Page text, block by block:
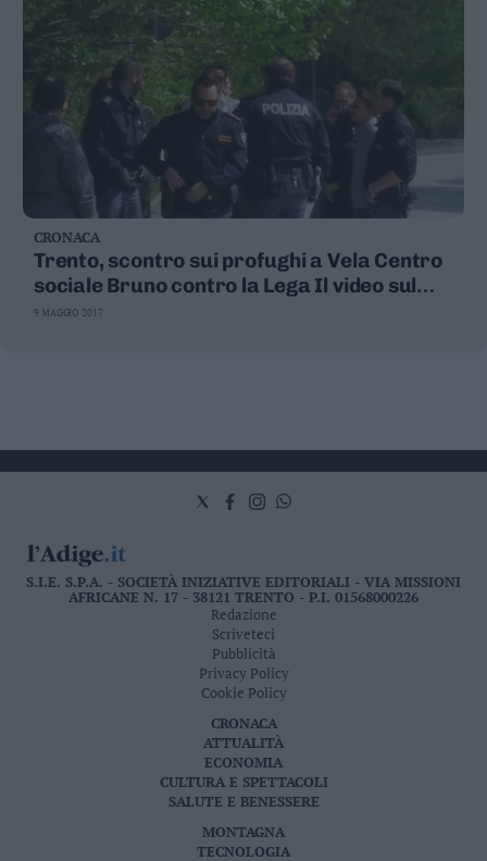
CRONACA
Trento, scontro sui profughi a Vela Centro
sociale Bruno contro la Lega Il video sul
naufragio del 2011
9 MAGGIO 2017
S.I.E. S.P.A. - SOCIETÀ INIZIATIVE EDITORIALI - VIA MISSIONI
AFRICANE N. 17 - 38121 TRENTO - P.I. 01568000226
Redazione
Scriveteci
Pubblicità
Privacy Policy
Cookie Policy
CRONACA
ATTUALITÀ
ECONOMIA
CULTURA E SPETTACOLI
SALUTE E BENESSERE
MONTAGNA
TECNOLOGIA